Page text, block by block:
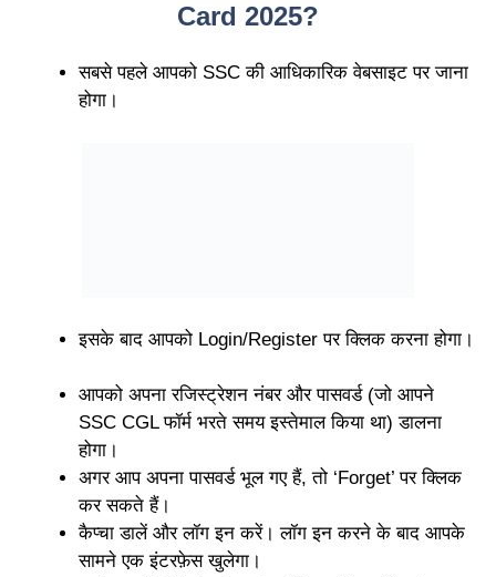
Card 2025?
सबसे पहले आपको SSC की आधिकारिक वेबसाइट पर जाना
होगा।
इसके बाद आपको Login/Register पर क्लिक करना होगा।
आपको अपना रजिस्ट्रेशन नंबर और पासवर्ड (जो आपने
SSC CGL फॉर्म भरते समय इस्तेमाल किया था) डालना
होगा।
अगर आप अपना पासवर्ड भूल गए हैं, तो ‘Forget’ पर क्लिक
कर सकते हैं।
कैप्चा डालें और लॉग इन करें। लॉग इन करने के बाद आपके
सामने एक इंटरफ़ेस खुलेगा।